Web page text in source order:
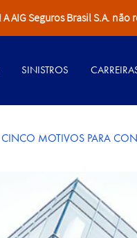
Seguros Brasil S.A. não
SINISTROS
CINCO MOTIVOS PARA